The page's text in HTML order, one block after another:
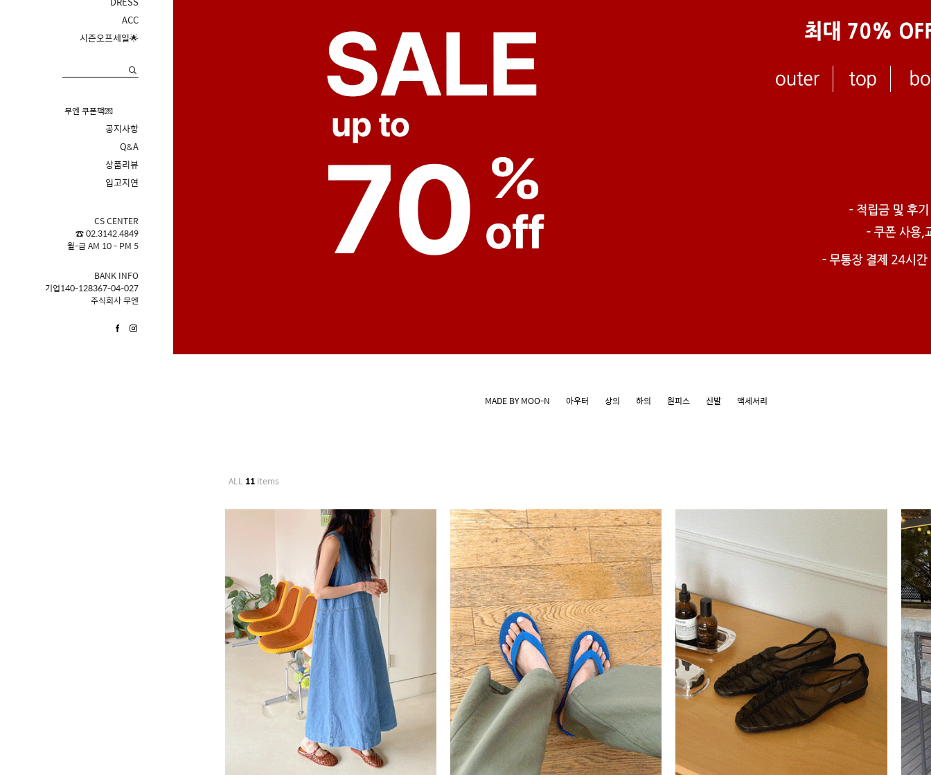
ACC
시즌오프세일🌟
무엔 쿠폰팩💌
공지사항
Q&A
상품리뷰
입고지연
CS CENTER
☎ 02.3142.4849
월-금 AM 10 - PM 5
BANK INFO
기업140-128367-04-027
주식회사 무엔
MADE BY MOO-N 아우터 상의 하의 원피스 신발 액세서리
ALL 11 items